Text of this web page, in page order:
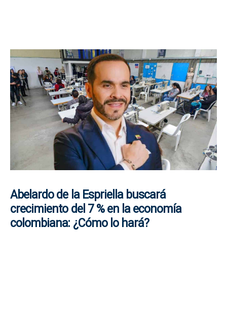
Abelardo de la Espriella buscará
crecimiento del 7 % en la economía
colombiana: ¿Cómo lo hará?